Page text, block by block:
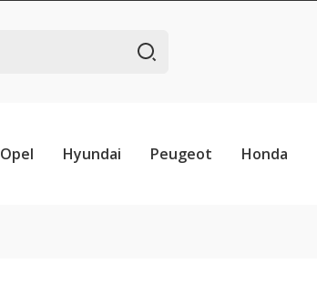
Opel Hyundai Peugeot Honda